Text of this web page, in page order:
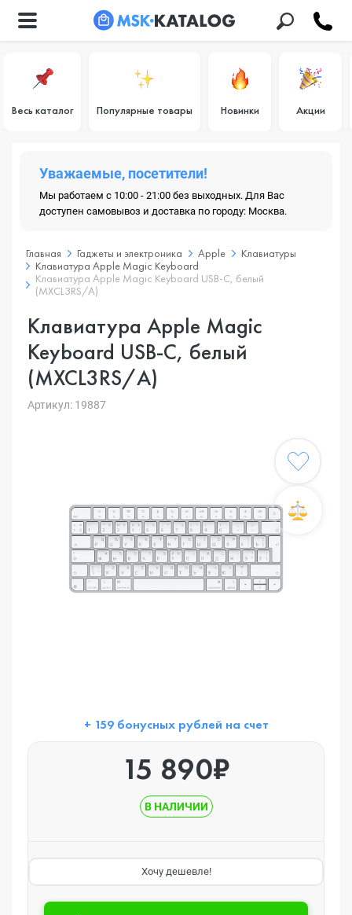
Весь каталог Популярные товары Новинки Акции
Уважаемые, посетители!
Мы работаем с 10:00 - 21:00 без выходных. Для Вас
доступен самовывоз и доставка по городу: Москва.
Главная Гаджеты и электроника Apple
Клавиатуры
Клавиатура Apple Magic Keyboard
Клавиатура Apple Magic Keyboard USB-C, белый
(MXCL3RS/A)
Клавиатура Apple Magic
Keyboard USB-C, белый
(MXCL3RS/A)
Артикул: 19887
+ 159 бонусных рублей на счет
15 890₽
В НАЛИЧИИ
Хочу дешевле!